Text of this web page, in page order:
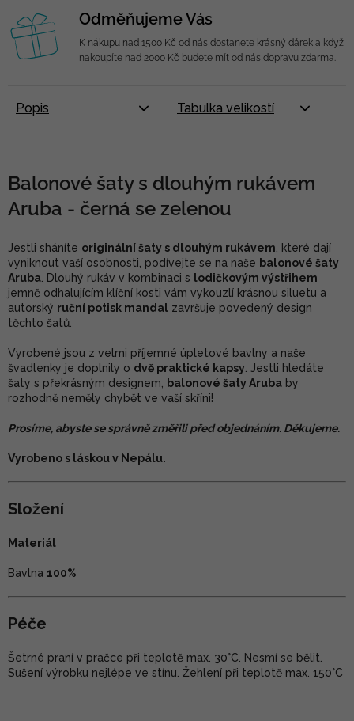
Odměňujeme Vás
K nákupu nad 1500 Kč od nás dostanete krásný dárek a když
nakoupíte nad 2000 Kč budete mít od nás dopravu zdarma.
Popis Tabulka velikostí
Balonové šaty s dlouhým rukávem
Aruba - černá se zelenou
Jestli sháníte originální šaty s dlouhým rukávem , které dají
vyniknout vaší osobnosti, podívejte se na naše balonové šaty
Aruba . Dlouhý rukáv v kombinaci s lodičkovým výstřihem
jemně odhalujícím klíční kosti vám vykouzlí krásnou siluetu a
autorský ruční potisk mandal završuje povedený design
těchto šatů.
Vyrobené jsou z velmi příjemné úpletové bavlny a naše
švadlenky je doplnily o dvě praktické kapsy . Jestli hledáte
šaty s překrásným designem,
balonové šaty Aruba by
rozhodně neměly chybět ve vaší skříni!
Prosíme, abyste se správně změřili před objednáním. Děkujeme.
Vyrobeno s láskou v Nepálu.
Složení
Materiál
Bavlna 100%
Péče
Šetrné praní v pračce při teplotě max. 30°C. Nesmí se bělit.
Sušení výrobku nejlépe ve stínu. Žehlení při teplotě max. 150°C